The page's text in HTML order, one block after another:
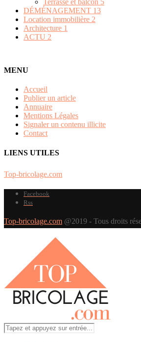
MENU
Mentions Légales
Contact
LIENS UTILES
Top-bricolage.com
Facebook
Top-bricolage.com
ACCUEIL
CONSTRUCTION
BRICOLAGE & OUTILLAGE